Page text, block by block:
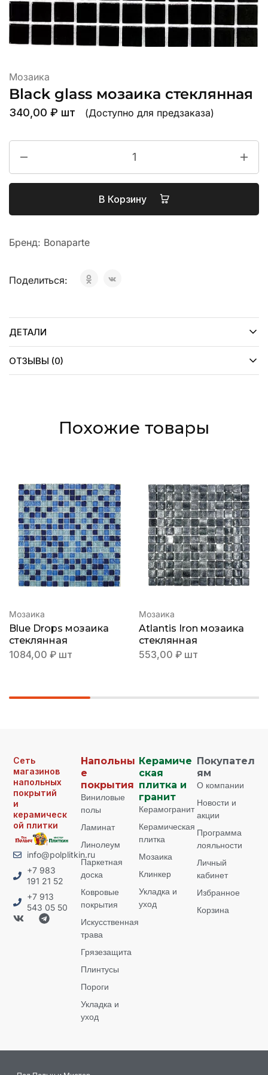
Мозаика
Black glass мозаика стеклянная
340,00 ₽ шт (Доступно для предзаказа)
В Корзину
Бренд: Bonaparte
Поделиться:
ДЕТАЛИ
ОТЗЫВЫ (0)
Похожие товары
Мозаика
Blue Drops мозаика
стеклянная
1084,00 ₽ шт
Мозаика
Atlantis Iron мозаика
стеклянная
553,00 ₽ шт
Сеть
магазинов
напольных
покрытий
и
керамическ
ой плитки
info@polplitkin.ru
+7 983
191 21 52
+7 913
543 05 50
Напольны
е
покрытия
Виниловые
полы
Ламинат
Линолеум
Паркетная
доска
Ковровые
покрытия
Искусственная
трава
Грязезащита
Плинтусы
Пороги
Укладка и
уход
Керамиче
ская
плитка и
гранит
Керамогранит
Керамическая
плитка
Мозаика
Клинкер
Укладка и
уход
Покупател
ям
О компании
Новости и
акции
Программа
лояльности
Личный
кабинет
Избранное
Корзина